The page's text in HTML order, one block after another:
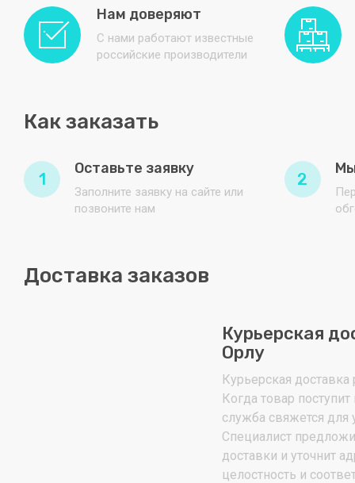
Нам доверяют
С нами работают известные
российские производители
Как заказать
1
Оставьте заявку
Заполните заявку на сайте или
позвоните нам
2
Доставка заказов
Курьерская
Орлу
Курьерская доставка
Когда товар
служба свяжется для
Специалист
доставки и уточнит
целостность и